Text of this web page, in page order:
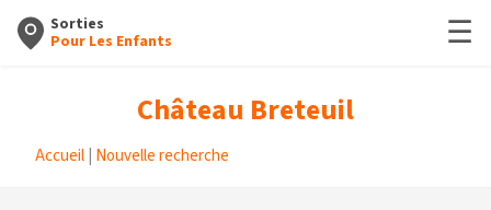
Sorties
Pour Les Enfants
☰
Château Breteuil
Accueil Nouvelle recherche